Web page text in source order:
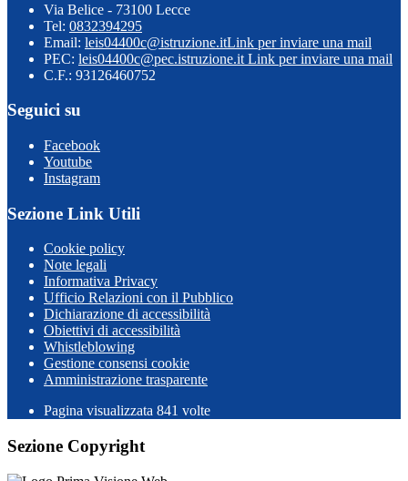
Via Belice - 73100 Lecce
Tel: 0832394295
Email: leis04400c@istruzione.itLink per inviare una mail
PEC: leis04400c@pec.istruzione.it Link per inviare una mail
C.F.: 93126460752
Seguici su
Facebook
Youtube
Instagram
Sezione Link Utili
Cookie policy
Note legali
Informativa Privacy
Ufficio Relazioni con il Pubblico
Dichiarazione di accessibilità
Obiettivi di accessibilità
Whistleblowing
Gestione consensi cookie
Amministrazione trasparente
Pagina visualizzata 841 volte
Sezione Copyright